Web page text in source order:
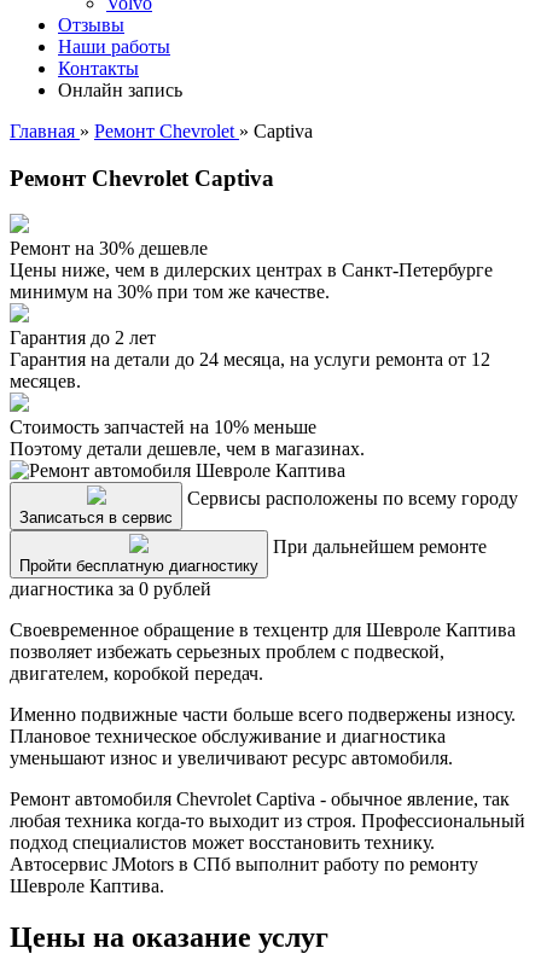
Отзывы
Наши работы
Контакты
Онлайн запись
Главная » Ремонт Chevrolet » Captiva
Ремонт Chevrolet Captiva
Ремонт на 30% дешевле
Цены ниже, чем в дилерских центрах в Санкт-Петербурге
минимум на 30% при том же качестве.
Гарантия до 2 лет
Гарантия на детали до 24 месяца, на услуги ремонта от 12
месяцев.
Стоимость запчастей на 10% меньше
Поэтому детали дешевле, чем в магазинах.
Записаться в сервис
Сервисы расположены по всему городу
Пройти бесплатную диагностику
При дальнейшем ремонте
диагностика за 0 рублей
Своевременное обращение в техцентр для Шевроле Каптива
позволяет избежать серьезных проблем с подвеской,
двигателем, коробкой передач.
Именно подвижные части больше всего подвержены износу.
Плановое техническое обслуживание и диагностика
уменьшают износ и увеличивают ресурс автомобиля.
Ремонт автомобиля Chevrolet Captiva - обычное явление, так
любая техника когда-то выходит из строя. Профессиональный
подход специалистов может восстановить технику.
Автосервис JMotors в СПб выполнит работу по ремонту
Шевроле Каптива.
Цены на оказание услуг